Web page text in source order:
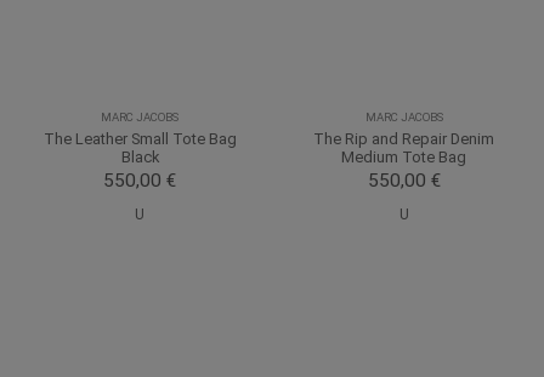
MARC JACOBS
The Leather Small Tote Bag
Black
550,00 €
U
MARC JACOBS
The Rip and Repair Denim
Medium Tote Bag
550,00 €
U